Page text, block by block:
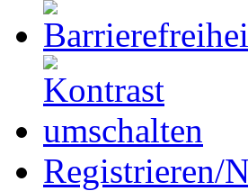
Registrieren/